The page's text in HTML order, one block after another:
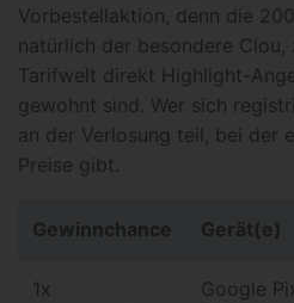
Vorbestellaktion, denn die
natürlich der besondere
Tarifwelt direkt Highlight-
gewohnt sind. Wer sich
an der Verlosung teil, bei der
Preise gibt.
Gewinnchance Gerät(e)
1x
Google